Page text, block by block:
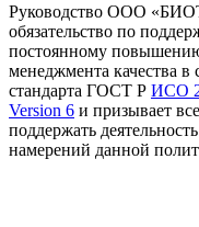
Руководство ООО
обязательство по
постоянному повышению
менеджмента качества в
стандарта ГОСТ Р ИСО
Version 6 и призывает
поддержать
намерений данной